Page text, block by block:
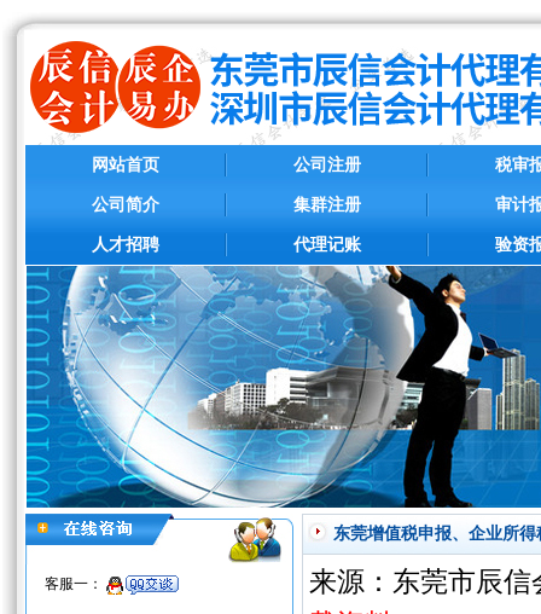
网站首页
公司简介
人才招聘
公司注册
集群注册
代理记账
税审
审计
验资
客服一：
东莞增值税申报、企业所
来源：东莞市辰